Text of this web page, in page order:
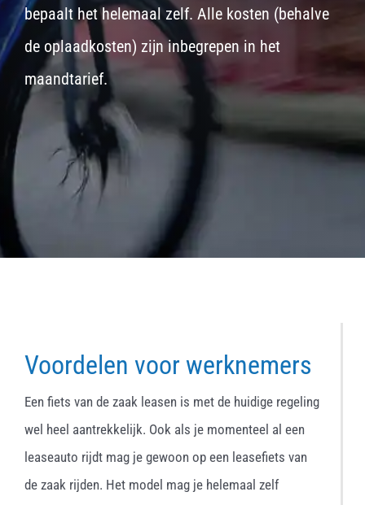
bepaalt het helemaal zelf. Alle kosten (behalve
de oplaadkosten) zijn inbegrepen in het
maandtarief.
Voordelen voor werknemers
Een fiets van de zaak leasen is met de huidige regeling
wel heel aantrekkelijk. Ook als je momenteel al een
leaseauto rijdt mag je gewoon op een leasefiets van
de zaak rijden. Het model mag je helemaal zelf